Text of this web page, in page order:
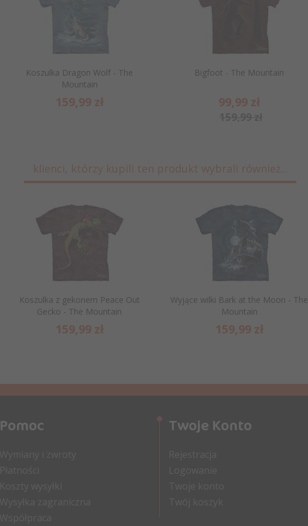
Koszulka Dragon Wolf - The
Mountain
159,99 zł
Bigfoot - The Mountain
99,99 zł
klienci, którzy kupili ten produkt wybrali również...
Koszulka z gekonem Peace Out
Gecko - The Mountain
159,99 zł
Wyjące wilki Bark at the Moon - The
Mountain
159,99 zł
Pomoc Twoje Konto